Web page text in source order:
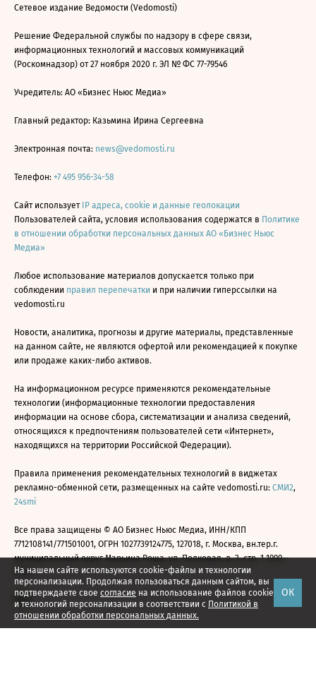
На нашем сайте используются cookie-файлы и технологии
персонализации. Продолжая пользоваться данным сайтом, вы
подтверждаете свое согласие на использование файлов cookie
и технологий персонализации в соответствии с Политикой в
отношении обработки персональных данных.
ОК
Сетевое издание Ведомости (Vedomosti)
Решение Федеральной службы по надзору в сфере связи,
информационных технологий и массовых коммуникаций
(Роскомнадзор) от 27 ноября 2020 г. ЭЛ № ФС 77-79546
Учредитель: АО «Бизнес Ньюс Медиа»
Главный редактор: Казьмина Ирина Сергеевна
Электронная почта: news@vedomosti.ru
Телефон: +7 495 956-34-58
Сайт использует IP адреса, cookie и данные геолокации
Пользователей сайта, условия использования содержатся в Политике
в отношении обработки персональных данных АО «Бизнес Ньюс
Медиа»
Любое использование материалов допускается только при
соблюдении правил перепечатки и при наличии гиперссылки на
vedomosti.ru
Новости, аналитика, прогнозы и другие материалы, представленные
на данном сайте, не являются офертой или рекомендацией к покупке
или продаже каких-либо активов.
На информационном ресурсе применяются рекомендательные
технологии (информационные технологии предоставления
информации на основе сбора, систематизации и анализа сведений,
относящихся к предпочтениям пользователей сети «Интернет»,
находящихся на территории Российской Федерации).
Правила применения рекомендательных технологий в виджетах
рекламно-обменной сети, размещенных на сайте vedomosti.ru: СМИ2,
24smi
Все права защищены © АО Бизнес Ньюс Медиа, ИНН/КПП
7712108141/771501001, ОГРН 1027739124775, 127018, г. Москва, вн.тер.г.
муниципальный округ Марьина Роща, ул. Полковая, д. 3, стр. 1 1999—
2026